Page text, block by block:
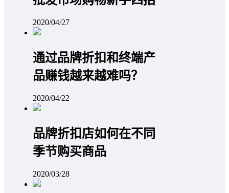
2020/04/27
通过品牌折扣和终端产
品赚钱越来越难吗？
2020/04/22
品牌折扣店如何在不同
季节购买商品
2020/03/28